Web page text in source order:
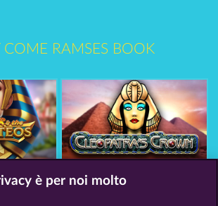
COME RAMSES BOOK
è per noi molto